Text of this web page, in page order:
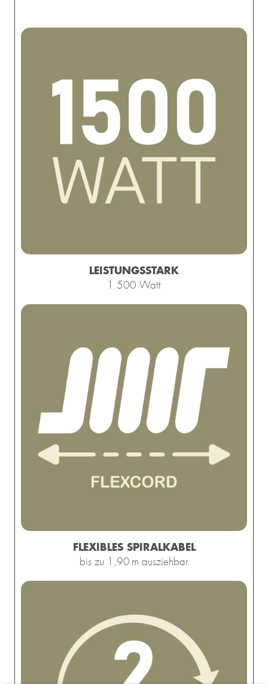
LEISTUNGSSTARK
1.500 Watt
FLEXIBLES SPIRALKABEL
bis zu 1,90 m ausziehbar